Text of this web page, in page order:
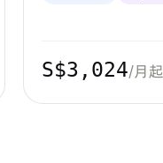
S$3,024/月起